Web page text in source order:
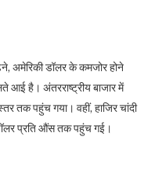
अमेरिकी डॉलर के कमजोर होने
आई है। अंतरराष्ट्रीय बाजार में
तक पहुंच गया। वहीं, हाजिर चांदी
प्रति औंस तक पहुंच गई।